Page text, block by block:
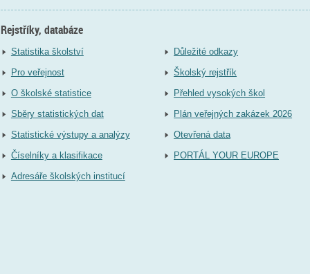
Rejstříky, databáze
Statistika školství
Pro veřejnost
O školské statistice
Sběry statistických dat
Statistické výstupy a analýzy
Číselníky a klasifikace
Adresáře školských institucí
Důležité odkazy
Školský rejstřík
Přehled vysokých škol
Plán veřejných zakázek 2026
Otevřená data
PORTÁL YOUR EUROPE